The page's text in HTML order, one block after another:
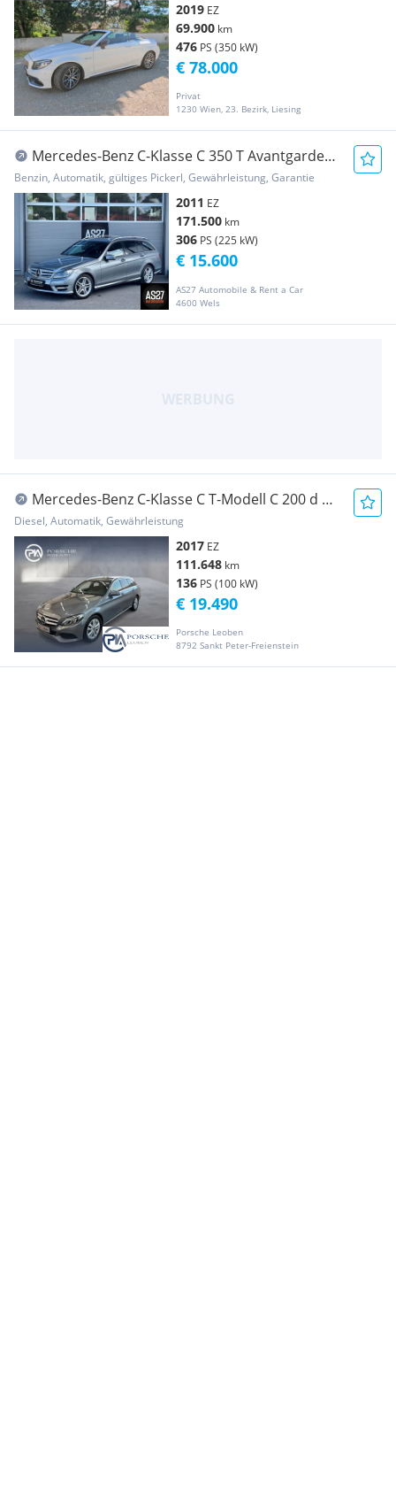
2019 EZ
69.900 km
476 PS (350 kW)
Privat
1230 Wien, 23. Bezirk, Liesing
€ 78.000
Mercedes-Benz C-Klasse C 350 T Avantgarde
Aut. AMG Line BRABUS seltene...
Benzin, Automatik, gültiges Pickerl, Gewährleistung, Garantie
2011 EZ
171.500 km
306 PS (225 kW)
AS27 Automobile & Rent a Car
4600 Wels
€ 15.600
Mercedes-Benz C-Klasse C T-Modell C 200 d G-
Tronic Plus T
Diesel, Automatik, Gewährleistung
2017 EZ
111.648 km
136 PS (100 kW)
Porsche Leoben
8792 Sankt Peter-Freienstein
€ 19.490